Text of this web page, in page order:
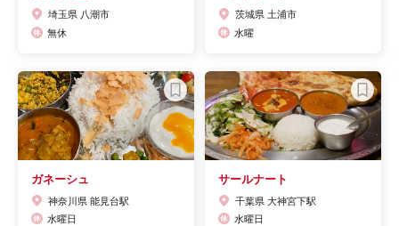
埼玉県 八潮市
無休
茨城県 土浦市
水曜
ガネーシュ
神奈川県 能見台駅
水曜日
サールナート
千葉県 大神宮下駅
水曜日